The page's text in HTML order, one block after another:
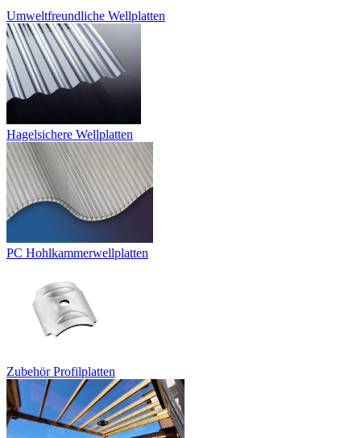
Umweltfreundliche Wellplatten
Hagelsichere Wellplatten
PC Hohlkammerwellplatten
Zubehör Profilplatten